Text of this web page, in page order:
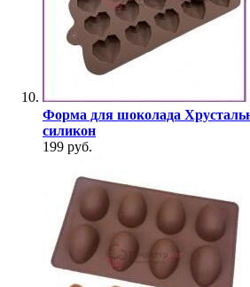
Форма для шоколада
силикон
199 руб.